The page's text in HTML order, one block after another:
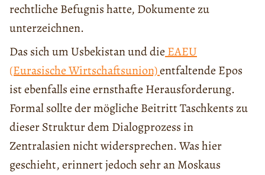
rechtliche Befugnis hatte, Dokumente zu
unterzeichnen.
Das sich um Usbekistan und die EAEU
(Eurasische Wirtschaftsunion)entfaltende Epos
ist ebenfalls eine ernsthafte Herausforderung.
Formal sollte der mögliche Beitritt Taschkents zu
dieser Struktur dem Dialogprozess in
Zentralasien nicht widersprechen. Was hier
geschieht, erinnert jedoch sehr an Moskaus